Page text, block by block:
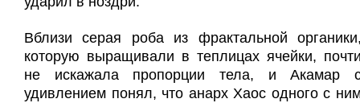
Вблизи серая роба из фрактальной
которую выращивали в теплицах ячейки,
не искажала пропорции тела, и Акамар
удивлением понял, что анарх Хаос одного с